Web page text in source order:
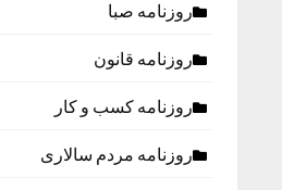
روزنامه صبا
روزنامه قانون
روزنامه كسب و كار
روزنامه مردم سالاری